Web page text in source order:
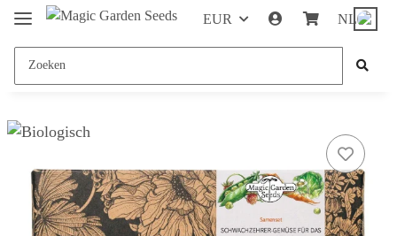
EUR NL